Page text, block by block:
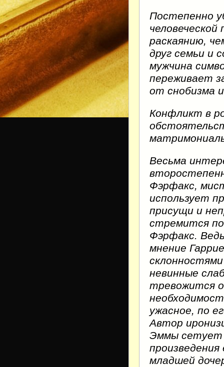
Постепенно
раскаянию,
друг семьи и
мужчина
переживает
от снобизма
Конфликт в
Весьма
Фэрфакс,
использует
присущи и
стремится
Фэрфакс.
мнение
невинные
тревожится о
ужасное, по
Автор
Эммы сетует
младшей